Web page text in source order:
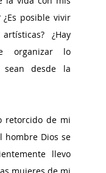
¿Es posible vivir
¿Hay
organizar lo
desde la
retorcido de mi
hombre Dios se
llevo
mujeres de mi